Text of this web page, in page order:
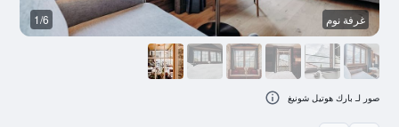
غرفة نوم 1/6
صور لـ بارك هوتيل شونيغ